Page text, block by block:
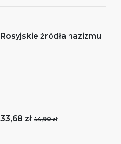
Rosyjskie źródła nazizmu
33,68 zł 44,90 zł